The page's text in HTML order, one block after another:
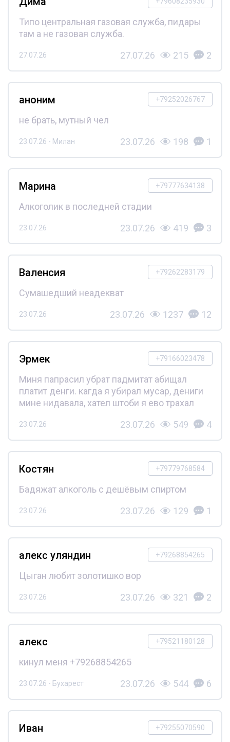
Типо центральная газовая служба, пидары
там а не газовая служба.
27.07.26 27.07.26 215 2
+79252026767
аноним
не брать, мутный чел
23.07.26 - Милан 23.07.26 198 1
+79777634138
Марина
Алкоголик в последней стадии
23.07.26 23.07.26 419 3
+79262283179
Валенсия
Сумашедший неадекват
23.07.26 23.07.26 1237 12
+79166023478
Эрмек
Миня папрасил убрат падмитат абищал
платит денги. кагда я убирал мусар, дениги
мине нидавала, хател штоби я ево трахал
23.07.26 23.07.26 549 4
+79779768584
Костян
Бадяжат алкоголь с дешёвым спиртом
23.07.26 23.07.26 129 1
+79268854265
алекс уляндин
Цыган любит золотишко вор
23.07.26 23.07.26 321 2
+79521180128
алекс
кинул меня +79268854265
23.07.26 - Бухарест 23.07.26 544 6
+79255070590
Иван